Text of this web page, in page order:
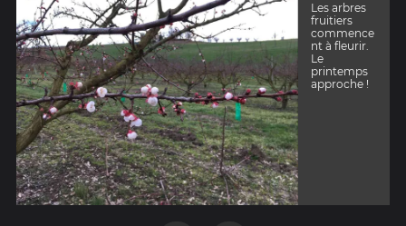
Les arbres
fruitiers
commence
nt à fleurir.
Le
printemps
approche !